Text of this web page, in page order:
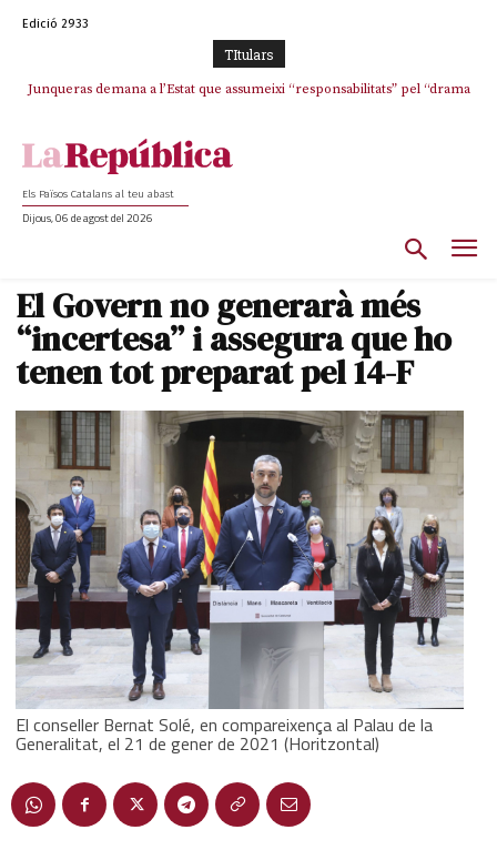
Edició 2933
TItulars
Junqueras demana a l’Estat que assumeixi “responsabilitats” pel “drama
Els Països Catalans al teu abast
Dijous, 06 de agost del 2026
El Govern no generarà més
“incertesa” i assegura que ho
tenen tot preparat pel 14-F
El conseller Bernat Solé, en compareixença al Palau de la
Generalitat, el 21 de gener de 2021 (Horitzontal)